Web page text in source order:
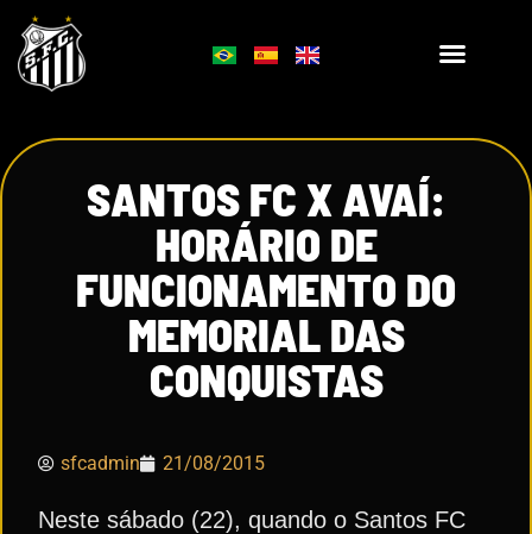
SANTOS FC X AVAÍ:
HORÁRIO DE
FUNCIONAMENTO DO
MEMORIAL DAS
CONQUISTAS
sfcadmin 21/08/2015
Neste sábado (22), quando o Santos FC